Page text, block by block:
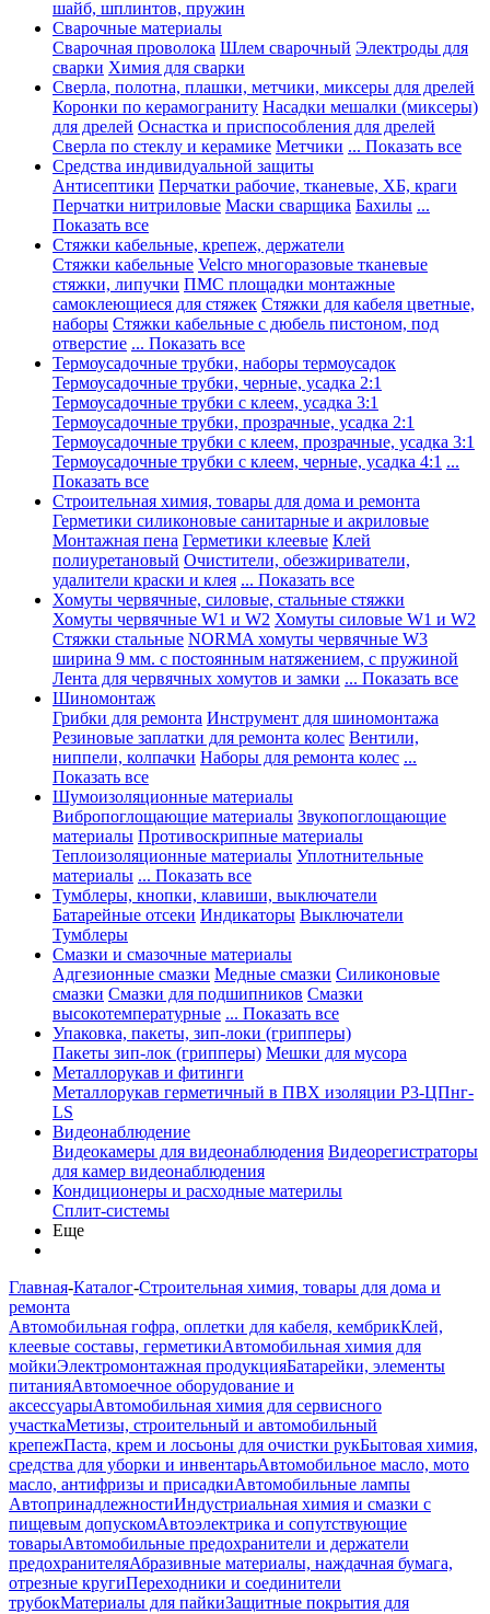
шайб, шплинтов, пружин
Сварочные материалы
Сварочная проволока Шлем сварочный Электроды для
сварки Химия для сварки
Сверла, полотна, плашки, метчики, миксеры для дрелей
Коронки по керамограниту Насадки мешалки (миксеры)
для дрелей Оснастка и приспособления для дрелей
Сверла по стеклу и керамике Метчики ... Показать все
Средства индивидуальной защиты
Антисептики Перчатки рабочие, тканевые, ХБ, краги
Перчатки нитриловые Маски сварщика Бахилы ...
Показать все
Стяжки кабельные, крепеж, держатели
Стяжки кабельные Velcro многоразовые тканевые
стяжки, липучки ПМС площадки монтажные
самоклеющиеся для стяжек Стяжки для кабеля цветные,
наборы Стяжки кабельные с дюбель пистоном, под
отверстие ... Показать все
Термоусадочные трубки, наборы термоусадок
Термоусадочные трубки, черные, усадка 2:1
Термоусадочные трубки с клеем, усадка 3:1
Термоусадочные трубки, прозрачные, усадка 2:1
Термоусадочные трубки с клеем, прозрачные, усадка 3:1
Термоусадочные трубки с клеем, черные, усадка 4:1 ...
Показать все
Строительная химия, товары для дома и ремонта
Герметики силиконовые санитарные и акриловые
Монтажная пена Герметики клеевые Клей
полиуретановый Очистители, обезжириватели,
удалители краски и клея ... Показать все
Хомуты червячные, силовые, стальные стяжки
Хомуты червячные W1 и W2 Хомуты силовые W1 и W2
Стяжки стальные NORMA хомуты червячные W3
ширина 9 мм. с постоянным натяжением, с пружиной
Лента для червячных хомутов и замки ... Показать все
Шиномонтаж
Грибки для ремонта Инструмент для шиномонтажа
Резиновые заплатки для ремонта колес Вентили,
ниппели, колпачки Наборы для ремонта колес ...
Показать все
Шумоизоляционные материалы
Вибропоглощающие материалы Звукопоглощающие
материалы Противоскрипные материалы
Теплоизоляционные материалы Уплотнительные
материалы ... Показать все
Тумблеры, кнопки, клавиши, выключатели
Батарейные отсеки Индикаторы Выключатели
Тумблеры
Смазки и смазочные материалы
Адгезионные смазки Медные смазки Силиконовые
смазки Смазки для подшипников Смазки
высокотемпературные ... Показать все
Упаковка, пакеты, зип-локи (грипперы)
Пакеты зип-лок (грипперы) Мешки для мусора
Металлорукав и фитинги
Металлорукав герметичный в ПВХ изоляции Р3-ЦПнг-
LS
Видеонаблюдение
Видеокамеры для видеонаблюдения Видеорегистраторы
для камер видеонаблюдения
Кондиционеры и расходные материлы
Сплит-системы
Еще
Главная-Каталог-Строительная химия, товары для дома и
ремонта
Автомобильная гофра, оплетки для кабеля, кембрикКлей,
клеевые составы, герметикиАвтомобильная химия для
мойкиЭлектромонтажная продукцияБатарейки, элементы
питанияАвтомоечное оборудование и
аксессуарыАвтомобильная химия для сервисного
участкаМетизы, строительный и автомобильный
крепежПаста, крем и лосьоны для очистки рукБытовая химия,
средства для уборки и инвентарьАвтомобильное масло, мото
масло, антифризы и присадкиАвтомобильные лампы
АвтопринадлежностиИндустриальная химия и смазки с
пищевым допускомАвтоэлектрика и сопутствующие
товарыАвтомобильные предохранители и держатели
предохранителяАбразивные материалы, наждачная бумага,
отрезные кругиПереходники и соединители
трубокМатериалы для пайкиЗащитные покрытия для